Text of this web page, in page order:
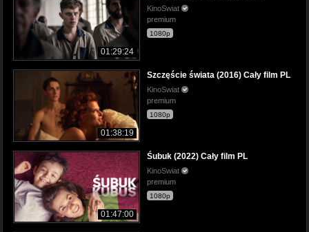
01:29:24
KinoSwiat
premium
1080p
01:38:19
Szczęście świata (2016) Cały film PL
KinoSwiat
premium
1080p
01:47:00
Śubuk (2022) Cały film PL
KinoSwiat
premium
1080p